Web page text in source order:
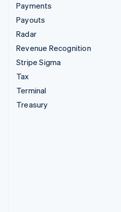
Payments
Payouts
Radar
Revenue Recognition
Stripe Sigma
Tax
Terminal
Treasury